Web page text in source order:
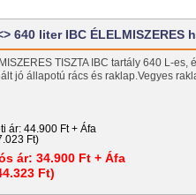
640 liter IBC ÉLELMISZERES
TISZTA IBC tartály 640 L-
jó állapotú rács és raklap.Vegyes
ár: 44.900 Ft + Áfa
Ft)
ár: 34.900 Ft + Áfa
Ft)